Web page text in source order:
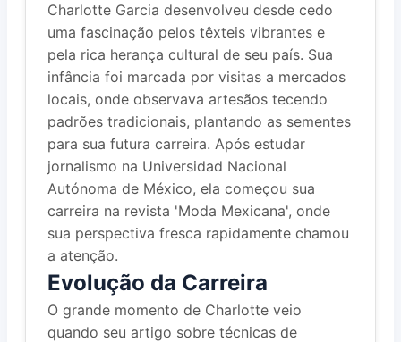
Charlotte Garcia desenvolveu desde cedo
uma fascinação pelos têxteis vibrantes e
pela rica herança cultural de seu país. Sua
infância foi marcada por visitas a mercados
locais, onde observava artesãos tecendo
padrões tradicionais, plantando as sementes
para sua futura carreira. Após estudar
jornalismo na Universidad Nacional
Autónoma de México, ela começou sua
carreira na revista 'Moda Mexicana', onde
sua perspectiva fresca rapidamente chamou
a atenção.
Evolução da Carreira
O grande momento de Charlotte veio
quando seu artigo sobre técnicas de